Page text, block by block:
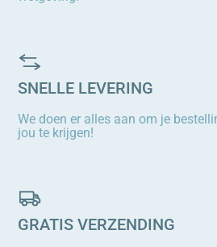
SNELLE LEVERING
We doen er alles aan om je
jou te krijgen!
GRATIS VERZENDING